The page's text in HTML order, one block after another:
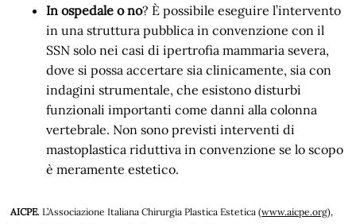
In ospedale o no? È possibile eseguire l’intervento
in una struttura pubblica in convenzione con il
SSN solo nei casi di ipertrofia mammaria severa,
dove si possa accertare sia clinicamente, sia con
indagini strumentale, che esistono disturbi
funzionali importanti come danni alla colonna
vertebrale. Non sono previsti interventi di
mastoplastica riduttiva in convenzione se lo scopo
è meramente estetico.
AICPE. L’Associazione Italiana Chirurgia Plastica Estetica (www.aicpe.org),